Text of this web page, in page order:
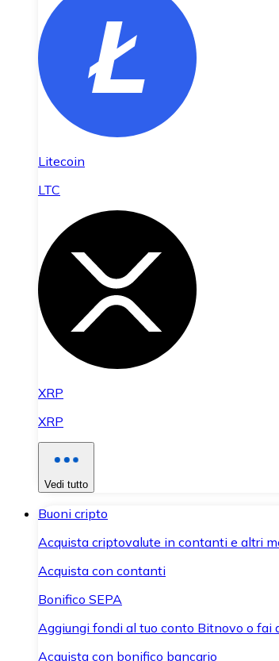
Litecoin
LTC
XRP
XRP
Vedi tutto
Buoni cripto
Acquista criptovalute in contanti e altri
Acquista con contanti
Bonifico SEPA
Aggiungi fondi al tuo conto Bitnovo o fai
Acquista con bonifico bancario